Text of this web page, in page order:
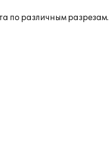
по различным разрезам.